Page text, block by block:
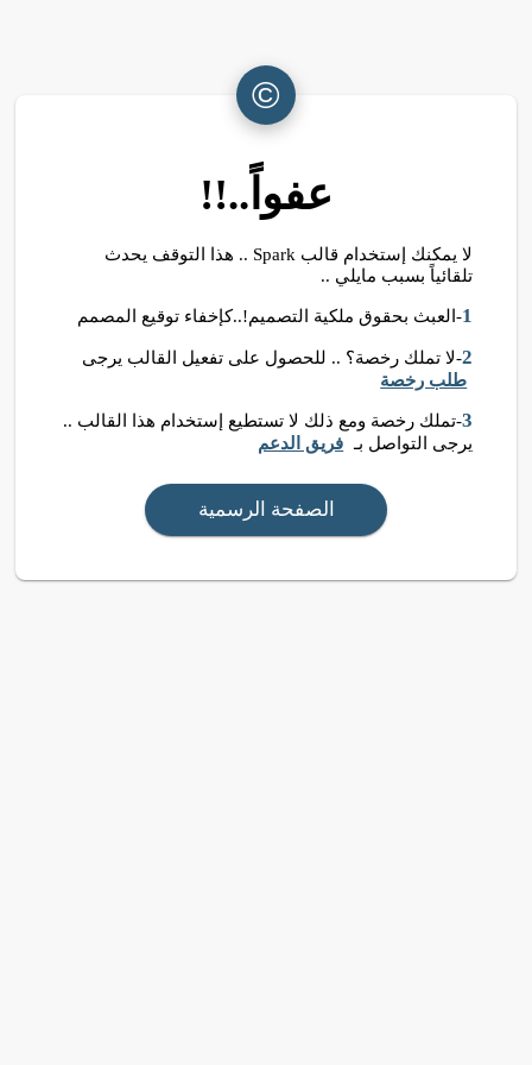
©
عفواً..!!
لا يمكنك إستخدام قالب Spark .. هذا التوقف يحدث
تلقائياً بسبب مايلي ..
1-العبث بحقوق ملكية التصميم!..كإخفاء توقيع المصمم
2-لا تملك رخصة؟ .. للحصول على تفعيل القالب يرجى
طلب رخصة
3-تملك رخصة ومع ذلك لا تستطيع إستخدام هذا القالب ..
يرجى التواصل بـ فريق الدعم
الصفحة الرسمية